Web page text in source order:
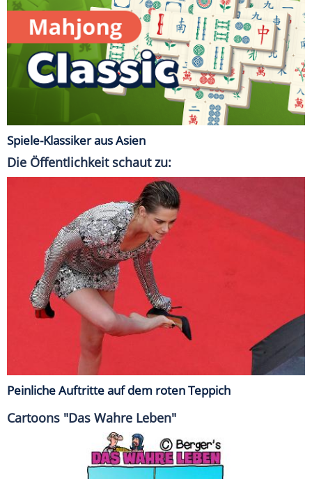
Spiele-Klassiker aus Asien
Die Öffentlichkeit schaut zu:
Peinliche Auftritte auf dem roten Teppich
Cartoons "Das Wahre Leben"